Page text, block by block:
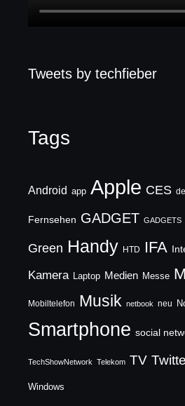
Tweets by techfieber
Tags
Android app Apple CES
Fernsehen GADGET GADGETS
Green Handy HTD IFA
Kamera Laptop Medien Messe
Mobiltelefon Musik netbook neu
Smartphone social
TechShowNetwork Telekom TV
Windows